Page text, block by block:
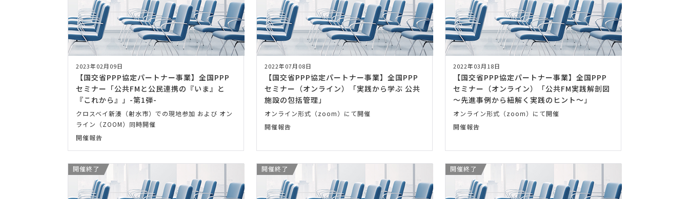
2023年02月09日
【国交省PPP協定パートナー事業】全国PPP
セミナー「公共FMと公民連携の『いま』と
『これから』」-第1弾-
クロスベイ新湊（射水市）での現地参加 および オン
ライン（ZOOM）同時開催
開催報告
2022年07月08日
【国交省PPP協定パートナー事業】全国PPP
セミナー（オンライン）「実践から学ぶ 公共
施設の包括管理」
オンライン形式（zoom）にて開催
開催報告
2022年03月18日
【国交省PPP協定パートナー事業】全国PPP
セミナー（オンライン）「公共FM実践解剖図
～先進事例から紐解く実践のヒント～」
オンライン形式（zoom）にて開催
開催報告
開催終了 開催終了 開催終了